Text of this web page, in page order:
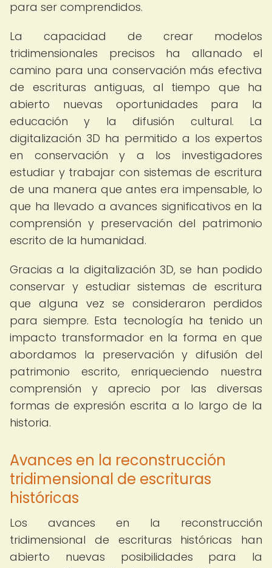
para ser comprendidos.
La capacidad de crear modelos
tridimensionales precisos ha allanado el
camino para una conservación más efectiva
de escrituras antiguas, al tiempo que ha
abierto nuevas oportunidades para la
educación y la difusión cultural. La
digitalización 3D ha permitido a los expertos
en conservación y a los investigadores
estudiar y trabajar con sistemas de escritura
de una manera que antes era impensable, lo
que ha llevado a avances significativos en la
comprensión y preservación del patrimonio
escrito de la humanidad.
Gracias a la digitalización 3D, se han podido
conservar y estudiar sistemas de escritura
que alguna vez se consideraron perdidos
para siempre. Esta tecnología ha tenido un
impacto transformador en la forma en que
abordamos la preservación y difusión del
patrimonio escrito, enriqueciendo nuestra
comprensión y aprecio por las diversas
formas de expresión escrita a lo largo de la
historia.
Avances en la reconstrucción
tridimensional de escrituras
históricas
Los avances en la reconstrucción
tridimensional de escrituras históricas han
abierto nuevas posibilidades para la